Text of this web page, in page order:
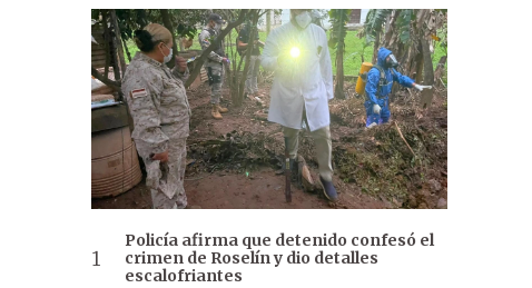
Policía afirma que detenido confesó el
crimen de Roselín y dio detalles
escalofriantes